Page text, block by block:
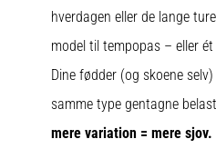
hverdagen eller de lange
model til tempopas – eller ét
Dine fødder (og skoene
samme type gentagne
mere variation = mere sjov.